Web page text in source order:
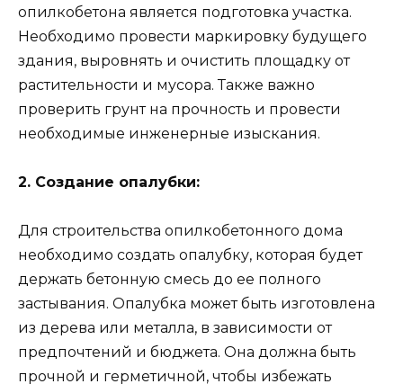
опилкобетона является подготовка участка.
Необходимо провести маркировку будущего
здания, выровнять и очистить площадку от
растительности и мусора. Также важно
проверить грунт на прочность и провести
необходимые инженерные изыскания.
2. Создание опалубки:
Для строительства опилкобетонного дома
необходимо создать опалубку, которая будет
держать бетонную смесь до ее полного
застывания. Опалубка может быть изготовлена
из дерева или металла, в зависимости от
предпочтений и бюджета. Она должна быть
прочной и герметичной, чтобы избежать